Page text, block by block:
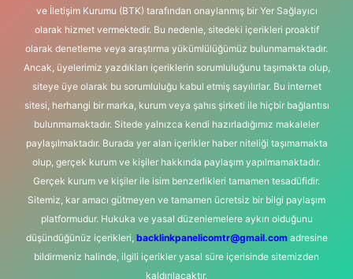
ve İletişim Kurumu (BTK) tarafından onaylanmış bir Yer Sağlayıcı
olarak hizmet vermektedir. Bu nedenle, sitedeki içerikleri proaktif
olarak denetleme veya araştırma yükümlülüğümüz bulunmamaktadır.
Ancak, üyelerimiz yazdıkları içeriklerin sorumluluğunu taşımakta olup,
siteye üye olarak bu sorumluluğu kabul etmiş sayılırlar. Bu internet
sitesi, herhangi bir marka, kurum veya şahıs şirketi ile hiçbir bağlantısı
bulunmamaktadır. Sitede yalnızca kendi hazırladığımız makaleler
paylaşılmaktadır. Burada yer alan içerikler haber niteliği taşımamakta
olup, gerçek kurum ve kişiler hakkında paylaşım yapılmamaktadır.
Gerçek kurum ve kişiler ile isim benzerlikleri tamamen tesadüfidir.
Sitemiz, kar amacı gütmeyen ve tamamen ücretsiz bir bilgi paylaşım
platformudur. Hukuka ve yasal düzenlemelere aykırı olduğunu
düşündüğünüz içerikleri, backlinkpanelicomtr@gmail.comadresine
bildirmeniz halinde, ilgili içerikler yasal süre içerisinde sitemizden
kaldırılacaktır.